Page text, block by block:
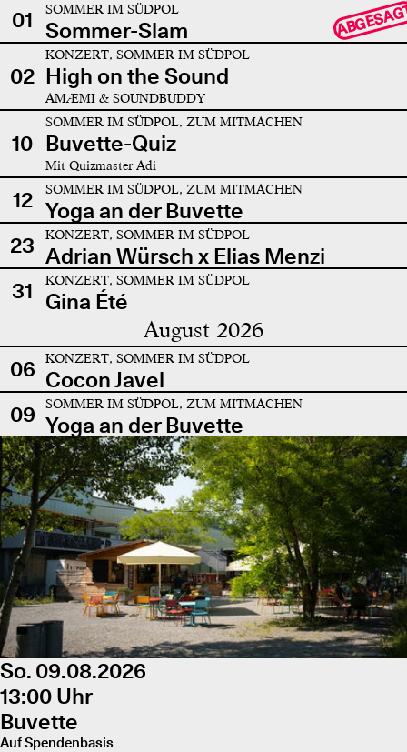
01 SOMMER IM SÜDPOL
Sommer-Slam
02
KONZERT, SOMMER IM SÜDPOL
High on the Sound
AMÆMI & SOUNDBUDDY
10
SOMMER IM SÜDPOL, ZUM MITMACHEN
Buvette-Quiz
Mit Quizmaster Adi
12 SOMMER IM SÜDPOL, ZUM MITMACHEN
Yoga an der Buvette
23
KONZERT, SOMMER IM SÜDPOL
Adrian Würsch x Elias Menzi
31
KONZERT, SOMMER IM SÜDPOL
Gina Été
August 2026
06 KONZERT, SOMMER IM SÜDPOL
Cocon Javel
09
SOMMER IM SÜDPOL, ZUM MITMACHEN
Yoga an der Buvette
So. 09.08.2026
13:00 Uhr
Buvette
Auf Spendenbasis